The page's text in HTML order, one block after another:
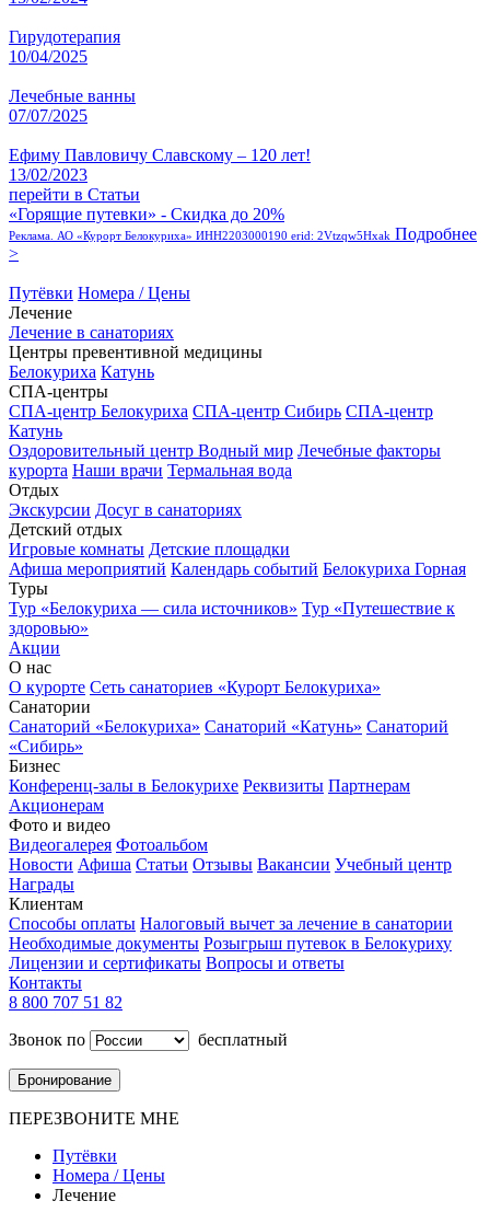
Гирудотерапия
10/04/2025
Лечебные ванны
07/07/2025
Ефиму Павловичу Славскому – 120 лет!
13/02/2023
перейти в Статьи
«Горящие путевки» - Скидка до 20%
Реклама. АО «Курорт Белокуриха» ИНН2203000190 erid: 2Vtzqw5Hxak Подробнее
>
Путёвки Номера / Цены
Лечение
Лечение в санаториях
Центры превентивной медицины
Белокуриха Катунь
СПА-центры
СПА-центр Белокуриха СПА-центр Сибирь СПА-центр
Катунь
Оздоровительный центр Водный мир Лечебные факторы
курорта Наши врачи Термальная вода
Отдых
Экскурсии Досуг в санаториях
Детский отдых
Игровые комнаты Детские площадки
Афиша мероприятий Календарь событий Белокуриха Горная
Туры
Тур «Белокуриха — сила источников» Тур «Путешествие к
здоровью»
Акции
О нас
О курорте Сеть санаториев «Курорт Белокуриха»
Санатории
Санаторий «Белокуриха» Санаторий «Катунь» Санаторий
«Сибирь»
Бизнес
Конференц-залы в Белокурихе Реквизиты Партнерам
Акционерам
Фото и видео
Видеогалерея Фотоальбом
Новости Афиша Статьи Отзывы Вакансии Учебный центр
Награды
Клиентам
Способы оплаты Налоговый вычет за лечение в санатории
Необходимые документы Розыгрыш путевок в Белокуриху
Лицензии и сертификаты Вопросы и ответы
Контакты
8 800 707 51 82
Звонок по
бесплатный
Бронирование
ПЕРЕЗВОНИТЕ МНЕ
Путёвки
Номера / Цены
Лечение